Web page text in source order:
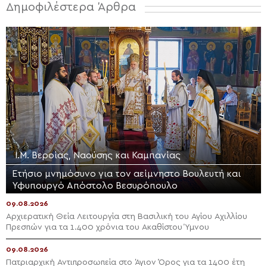
Δημοφιλέστερα Άρθρα
Ι.Μ. Βεροίας, Ναούσης και Καμπανίας
Ετήσιο μνημόσυνο για τον αείμνηστο Bουλευτή και
Υφυπουργό Απόστολο Βεσυρόπουλο
09.08.2026
Αρχιερατική Θεία Λειτουργία στη Βασιλική του Αγίου Αχιλλίου
Πρεσπών για τα 1.400 χρόνια του Ακαθίστου Ύμνου
09.08.2026
Πατριαρχική Αντιπροσωπεία στο Άγιον Όρος για τα 1400 έτη